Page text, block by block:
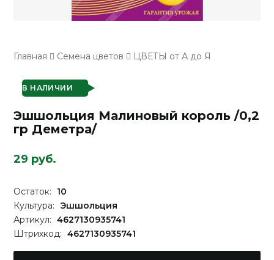
Главная Семена цветов ЦВЕТЫ от А до Я
В НАЛИЧИИ
Эшшольция Малиновый король /0,2
гр Деметра/
29 руб.
Остаток:
10
Культура:
Эшшольция
Артикул: 4627130935741
Штрихкод: 4627130935741